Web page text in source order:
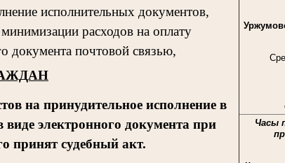
Часы
исполнительных документов,
расходов на оплату
документа почтовой связью,
на принудительное исполнение в
виде электронного документа при
принят судебный акт.